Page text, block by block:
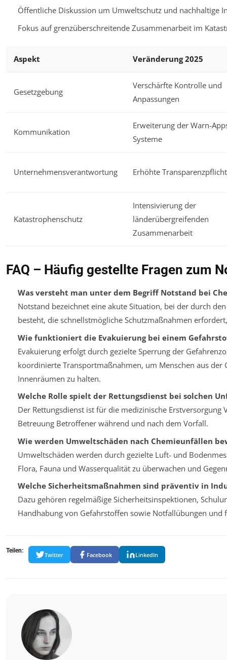
Öffentliche Diskussion um Umweltschutz und nachhaltige
Fokus auf grenzüberschreitende Zusammenarbeit im
Aspekt Veränderung 2025
Gesetzgebung
Verschärfte Kontrolle und
Anpassungen
Kommunikation
Erweiterung der Warn-
Systeme
Unternehmensverantwortung Erhöhte
Katastrophenschutz
Intensivierung der
länderübergreifenden
Zusammenarbeit
FAQ – Häufig gestellte Fragen zum
Was versteht man unter dem Begriff Notstand bei
Notstand bezeichnet eine akute Situation, bei der durch
besteht, die schnellstmögliche Schutzmaßnahmen
Wie funktioniert die Evakuierung bei einem
Evakuierung erfolgt durch gezielte Sperrung der
koordinierte Transportmaßnahmen, um Menschen aus der
Innenräumen zu halten.
Welche Rolle spielt der Rettungsdienst bei solchen
Der Rettungsdienst ist für die medizinische
Betreuung Betroffener während und nach dem Vorfall.
Wie werden Umweltschäden nach Chemieunfällen
Umweltschäden werden durch gezielte Luft- und
Flora, Fauna und Wasserqualität zu überwachen und
Welche Sicherheitsmaßnahmen sind präventiv in
Dazu gehören regelmäßige Sicherheitsinspektionen,
Handhabung von Gefahrstoffen sowie Notfallübungen und
Teilen:
Twitter Facebook LinkedIn